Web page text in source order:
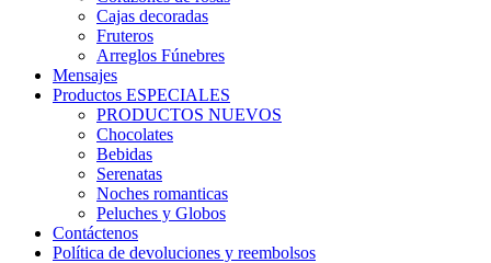
Cajas decoradas
Fruteros
Arreglos Fúnebres
Mensajes
Productos ESPECIALES
PRODUCTOS NUEVOS
Chocolates
Bebidas
Serenatas
Noches romanticas
Peluches y Globos
Contáctenos
Política de devoluciones y reembolsos